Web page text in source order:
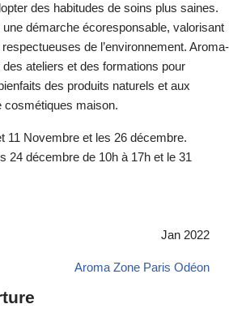
des habitudes de soins plus saines.
une démarche écoresponsable, valorisant
de l’environnement. Aroma-
ateliers et des formations pour
des produits naturels et aux
cosmétiques maison.
11 Novembre et les 26 décembre.
24 décembre de 10h à 17h et le 31
Jan 2022
Aroma Zone Paris Odéon